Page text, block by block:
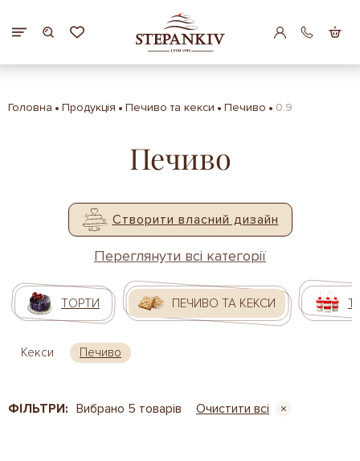
Головна Продукція Печиво та кекси Печиво 0.9
Печиво
Створити власний дизайн
Переглянути всі категорії
ТОРТИ ПЕЧИВО ТА КЕКСИ
Кекси Печиво
ФІЛЬТРИ: Вибрано 5 товарів Очистити всі